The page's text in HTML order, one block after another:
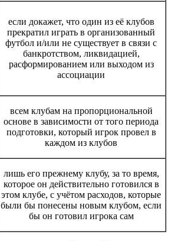
если докажет, что один из её клубов
прекратил играть в организованный
футбол и/или не существует в связи с
банкротством, ликвидацией,
расформированием или выходом из
ассоциации
всем клубам на пропорциональной
основе в зависимости от того периода
подготовки, который игрок провел в
каждом из клубов
лишь его прежнему клубу, за то время,
которое он действительно готовился в
этом клубе, с учётом расходов, которые
были бы понесены новым клубом, если
бы он готовил игрока сам